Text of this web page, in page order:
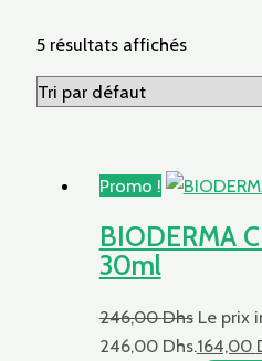
5 résultats affichés
Promo !
BIODERMA
30ml
246,00Dhs Le prix
246,00 Dhs.164,00